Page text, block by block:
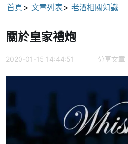
首頁 文章列表 老酒相關知識
關於皇家禮炮
2020-01-15 14:44:51 分享文章